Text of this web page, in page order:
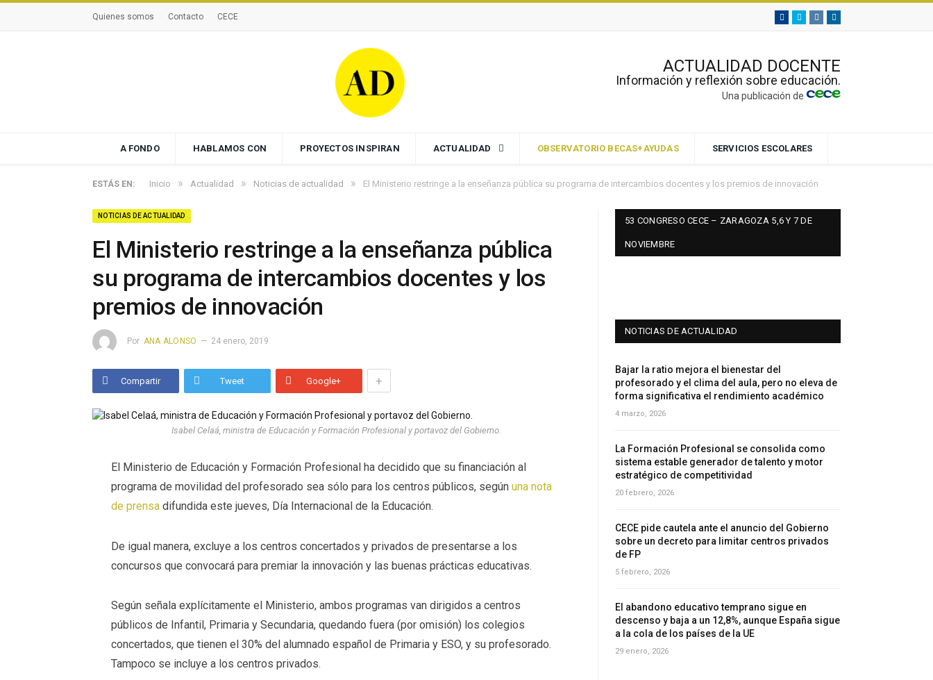
Quienes somos Contacto CECE Facebook
TwitterInstagramLinkedin
ACTUALIDAD DOCENTE
Información y reflexión sobre educación.
Una publicación de
A FONDO HABLAMOS CON PROYECTOS INSPIRAN ACTUALIDAD OBSERVATORIO BECAS+AYUDAS SERVICIOS ESCOLARES
ESTÁS EN: Inicio » Actualidad » Noticias de actualidad » El Ministerio restringe a la enseñanza pública su programa de intercambios docentes y los premios de innovación
NOTICIAS DE ACTUALIDAD
El Ministerio restringe a la enseñanza pública
su programa de intercambios docentes y los
premios de innovación
Por ANA ALONSO 24 enero, 2019
Compartir Tweet Google+ +
Isabel Celaá, ministra de Educación y Formación Profesional y portavoz del Gobierno.
El Ministerio de Educación y Formación Profesional ha decidido que su financiación al
programa de movilidad del profesorado sea sólo para los centros públicos, segúnuna nota
de prensa difundida este jueves, Día Internacional de la Educación.
De igual manera, excluye a los centros concertados y privados de presentarse a los
concursos que convocará para premiar la innovación y las buenas prácticas educativas.
Según señala explícitamente el Ministerio, ambos programas van dirigidos a centros
públicos de Infantil, Primaria y Secundaria, quedando fuera (por omisión) los colegios
concertados, que tienen el 30% del alumnado español de Primaria y ESO, y su profesorado.
Tampoco se incluye a los centros privados.
53 CONGRESO CECE – ZARAGOZA 5,6 Y 7 DE
NOVIEMBRE
NOTICIAS DE ACTUALIDAD
Bajar la ratio mejora el bienestar del
profesorado y el clima del aula, pero no eleva de
forma significativa el rendimiento académico
4 marzo, 2026
La Formación Profesional se consolida como
sistema estable generador de talento y motor
estratégico de competitividad
20 febrero, 2026
CECE pide cautela ante el anuncio del Gobierno
sobre un decreto para limitar centros privados
de FP
5 febrero, 2026
El abandono educativo temprano sigue en
descenso y baja a un 12,8%, aunque España sigue
a la cola de los países de la UE
29 enero, 2026